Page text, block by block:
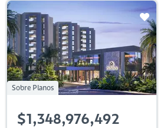
Sobre Planos
$1,348,976,492